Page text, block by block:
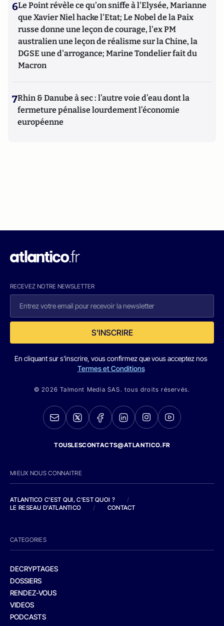
6Le Point révèle ce qu'on sniffe à l'Elysée, Marianne
que Xavier Niel hacke l'Etat; Le Nobel de la Paix
russe donne une leçon de courage, l'ex PM
australien une leçon de réalisme sur la Chine, la
DGSE une d'arrogance; Marine Tondelier fait du
Macron
7Rhin & Danube à sec : l’autre voie d’eau dont la
fermeture pénalise lourdement l’économie
européenne
RECEVEZ NOTRE NEWSLETTER
S'INSCRIRE
En cliquant sur s'inscrire, vous confirmez que vous acceptez nos
Termes et Conditions
© 2026 Talmont Media SAS. tous droits réservés.
TOUSLESCONTACTS@ATLANTICO.FR
MIEUX NOUS CONNAITRE
ATLANTICO C'EST QUI, C'EST QUOI ?
/
LE RESEAU D'ATLANTICO
/ CONTACT
CATEGORIES
DECRYPTAGES
DOSSIERS
RENDEZ-VOUS
VIDEOS
PODCASTS